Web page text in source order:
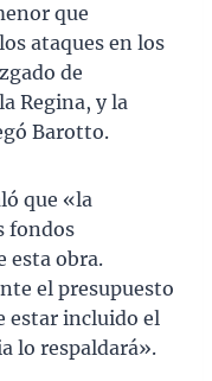
que
ataques en los
de
Regina, y la
Barotto.
que «la
fondos
esta obra.
el presupuesto
estar incluido el
lo respaldará».